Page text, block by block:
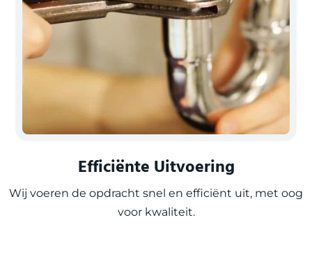
Efficiënte Uitvoering
Wij voeren de opdracht snel en efficiënt uit, met oog
voor kwaliteit.